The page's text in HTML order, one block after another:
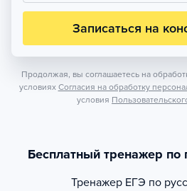
Записаться на
Продолжая, вы соглашаетесь на
условиях Согласия на обработку
условия
Бесплатный тренажер по
Тренажер ЕГЭ по